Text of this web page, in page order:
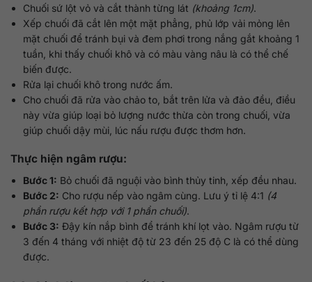
Chuối sứ lột vỏ và cắt thành từng lát (khoảng 1cm).
Xếp chuối đã cắt lên một mặt phẳng, phủ lớp vải mỏng lên
mặt chuối để tránh bụi và đem phơi trong nắng gắt khoảng 1
tuần, khi thấy chuối khô và có màu vàng nâu là có thể chế
biến được.
Rửa lại chuối khô trong nước ấm.
Cho chuối đã rửa vào chảo to, bắt trên lửa và đảo đều, điều
này vừa giúp loại bỏ lượng nước thừa còn trong chuối, vừa
giúp chuối dậy mùi, lúc nấu rượu được thơm hơn.
Thực hiện ngâm rượu:
Bước 1: Bỏ chuối đã nguội vào bình thủy tinh, xếp đều nhau.
Bước 2: Cho rượu nếp vào ngâm cùng. Lưu ý tỉ lệ 4:1 (4
phần rượu kết hợp với 1 phần chuối).
Bước 3: Đậy kín nắp bình để tránh khí lọt vào. Ngâm rượu từ
3 đến 4 tháng với nhiệt độ từ 23 đến 25 độ C là có thể dùng
được.